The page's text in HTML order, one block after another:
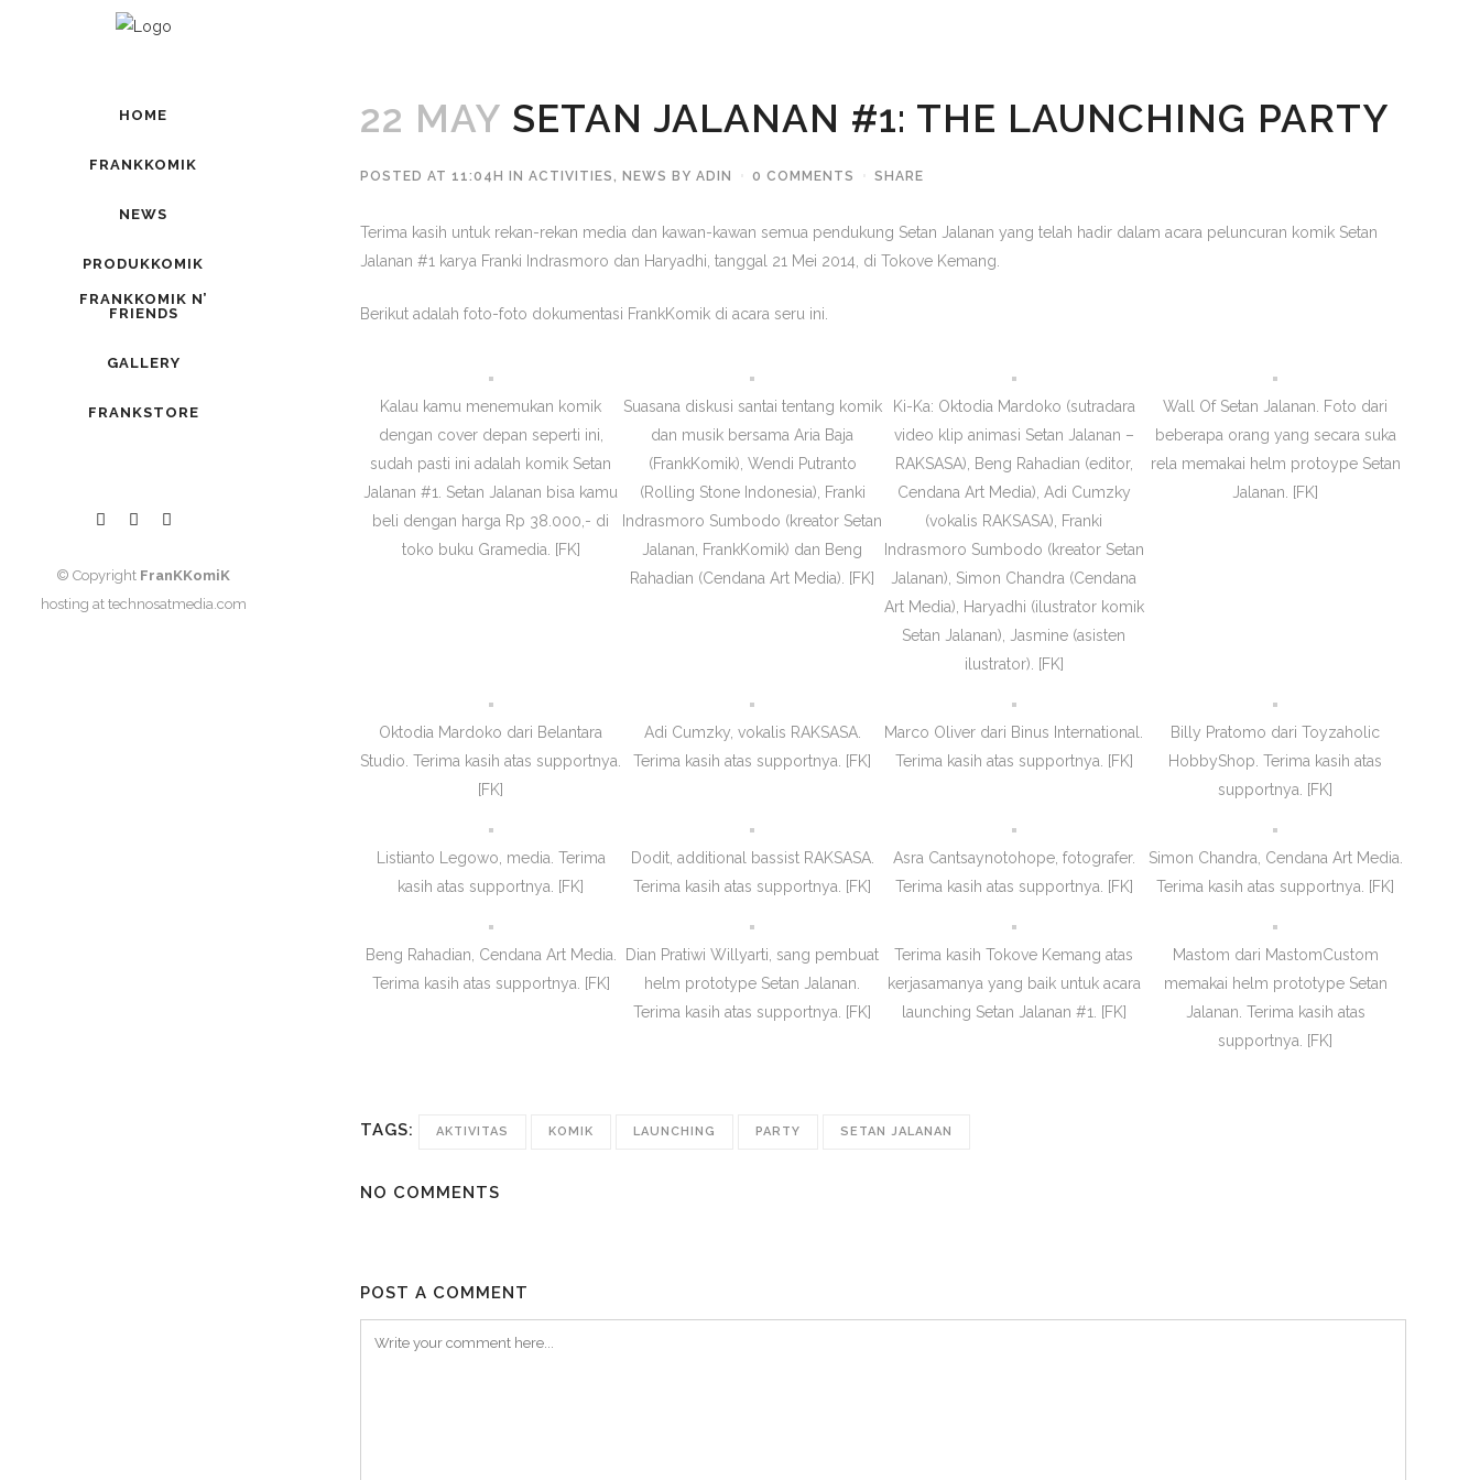
HOME
FRANKKOMIK
NEWS
PRODUKKOMIK
FRANKKOMIK N’
FRIENDS
GALLERY
FRANKSTORE
© Copyright FranKKomiK
hosting at technosatmedia.com
22 MAY SETAN JALANAN #1: THE LAUNCHING PARTY
POSTED AT 11:04H IN ACTIVITIES, NEWS BY ADIN 0 COMMENTS SHARE
Terima kasih untuk rekan-rekan media dan kawan-kawan semua pendukung Setan Jalanan yang telah hadir dalam acara peluncuran komik Setan
Jalanan #1 karya Franki Indrasmoro dan Haryadhi, tanggal 21 Mei 2014, di Tokove Kemang.
Berikut adalah foto-foto dokumentasi FrankKomik di acara seru ini.
Kalau kamu menemukan komik
dengan cover depan seperti ini,
sudah pasti ini adalah komik Setan
Jalanan #1. Setan Jalanan bisa kamu
beli dengan harga Rp 38.000,- di
toko buku Gramedia. [FK]
Suasana diskusi santai tentang komik
dan musik bersama Aria Baja
(FrankKomik), Wendi Putranto
(Rolling Stone Indonesia), Franki
Indrasmoro Sumbodo (kreator Setan
Jalanan, FrankKomik) dan Beng
Rahadian (Cendana Art Media). [FK]
Ki-Ka: Oktodia Mardoko (sutradara
video klip animasi Setan Jalanan –
RAKSASA), Beng Rahadian (editor,
Cendana Art Media), Adi Cumzky
(vokalis RAKSASA), Franki
Indrasmoro Sumbodo (kreator Setan
Jalanan), Simon Chandra (Cendana
Art Media), Haryadhi (ilustrator komik
Setan Jalanan), Jasmine (asisten
ilustrator). [FK]
Wall Of Setan Jalanan. Foto dari
beberapa orang yang secara suka
rela memakai helm protoype Setan
Jalanan. [FK]
Oktodia Mardoko dari Belantara
Studio. Terima kasih atas supportnya.
[FK]
Adi Cumzky, vokalis RAKSASA.
Terima kasih atas supportnya. [FK]
Marco Oliver dari Binus International.
Terima kasih atas supportnya. [FK]
Billy Pratomo dari Toyzaholic
HobbyShop. Terima kasih atas
supportnya. [FK]
Listianto Legowo, media. Terima
kasih atas supportnya. [FK]
Dodit, additional bassist RAKSASA.
Terima kasih atas supportnya. [FK]
Asra Cantsaynotohope, fotografer.
Terima kasih atas supportnya. [FK]
Simon Chandra, Cendana Art Media.
Terima kasih atas supportnya. [FK]
Beng Rahadian, Cendana Art Media.
Terima kasih atas supportnya. [FK]
Dian Pratiwi Willyarti, sang pembuat
helm prototype Setan Jalanan.
Terima kasih atas supportnya. [FK]
Terima kasih Tokove Kemang atas
kerjasamanya yang baik untuk acara
launching Setan Jalanan #1. [FK]
Mastom dari MastomCustom
memakai helm prototype Setan
Jalanan. Terima kasih atas
supportnya. [FK]
TAGS: AKTIVITAS KOMIK LAUNCHING PARTY SETAN JALANAN
NO COMMENTS
POST A COMMENT